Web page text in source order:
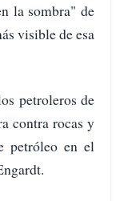
la sombra" de
visible de esa
petroleros de
contra rocas y
petróleo en el